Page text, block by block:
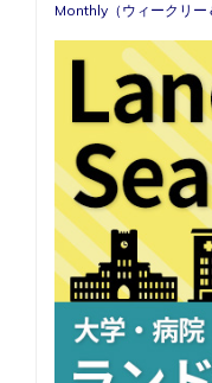
Monthly（ウィークリー